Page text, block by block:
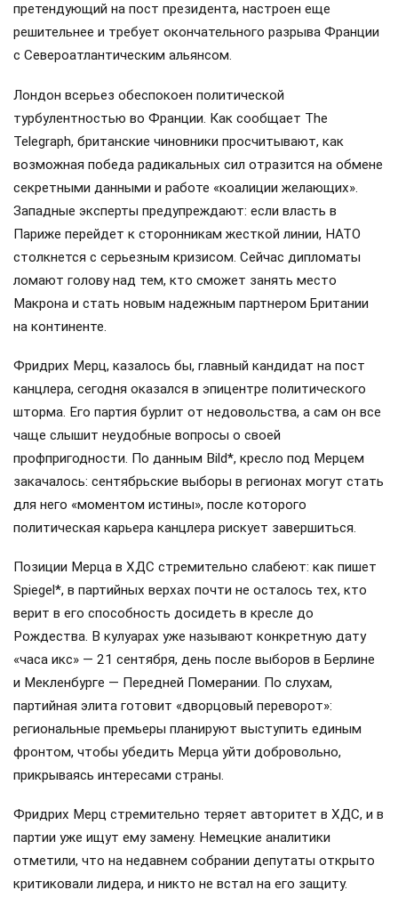
претендующий на пост президента, настроен еще
решительнее и требует окончательного разрыва Франции
с Североатлантическим альянсом.
Лондон всерьез обеспокоен политической
турбулентностью во Франции. Как сообщает The
Telegraph, британские чиновники просчитывают, как
возможная победа радикальных сил отразится на обмене
секретными данными и работе «коалиции желающих».
Западные эксперты предупреждают: если власть в
Париже перейдет к сторонникам жесткой линии, НАТО
столкнется с серьезным кризисом. Сейчас дипломаты
ломают голову над тем, кто сможет занять место
Макрона и стать новым надежным партнером Британии
на континенте.
Фридрих Мерц, казалось бы, главный кандидат на пост
канцлера, сегодня оказался в эпицентре политического
шторма. Его партия бурлит от недовольства, а сам он все
чаще слышит неудобные вопросы о своей
профпригодности. По данным Bild*, кресло под Мерцем
закачалось: сентябрьские выборы в регионах могут стать
для него «моментом истины», после которого
политическая карьера канцлера рискует завершиться.
Позиции Мерца в ХДС стремительно слабеют: как пишет
Spiegel*, в партийных верхах почти не осталось тех, кто
верит в его способность досидеть в кресле до
Рождества. В кулуарах уже называют конкретную дату
«часа икс» — 21 сентября, день после выборов в Берлине
и Мекленбурге — Передней Померании. По слухам,
партийная элита готовит «дворцовый переворот»:
региональные премьеры планируют выступить единым
фронтом, чтобы убедить Мерца уйти добровольно,
прикрываясь интересами страны.
Фридрих Мерц стремительно теряет авторитет в ХДС, и в
партии уже ищут ему замену. Немецкие аналитики
отметили, что на недавнем собрании депутаты открыто
критиковали лидера, и никто не встал на его защиту.